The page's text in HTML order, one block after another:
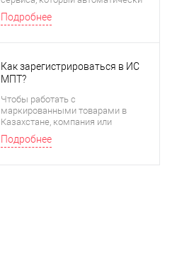
рассчитывает налоги и
социальные платежи с фонда
Подробнее
Как зарегистрироваться в ИС
МПТ?
Чтобы работать с
маркированными товарами в
Казахстане, компания или
предприниматель должны
зарегистрироваться в
маркировки и
Подробнее